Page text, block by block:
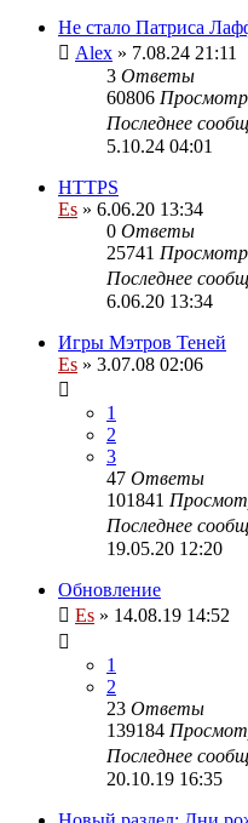
Не стало Патриса
Alex » 7.08.24 21:11
3 Ответы
60806
Последнее
5.10.24 04:01
HTTPS
Es » 6.06.20 13:34
0 Ответы
25741
Последнее
6.06.20 13:34
Игры Мэтров Теней
Es » 3.07.08 02:06
1
2
3
47 Ответы
101841
Последнее
19.05.20 12:20
Обновление
Es » 14.08.19 14:52
1
2
23 Ответы
139184
Последнее
20.10.19 16:35